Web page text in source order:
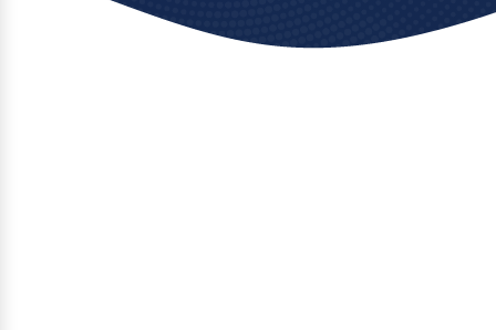
la adquisición de Polymem,
fabricante tolosano de